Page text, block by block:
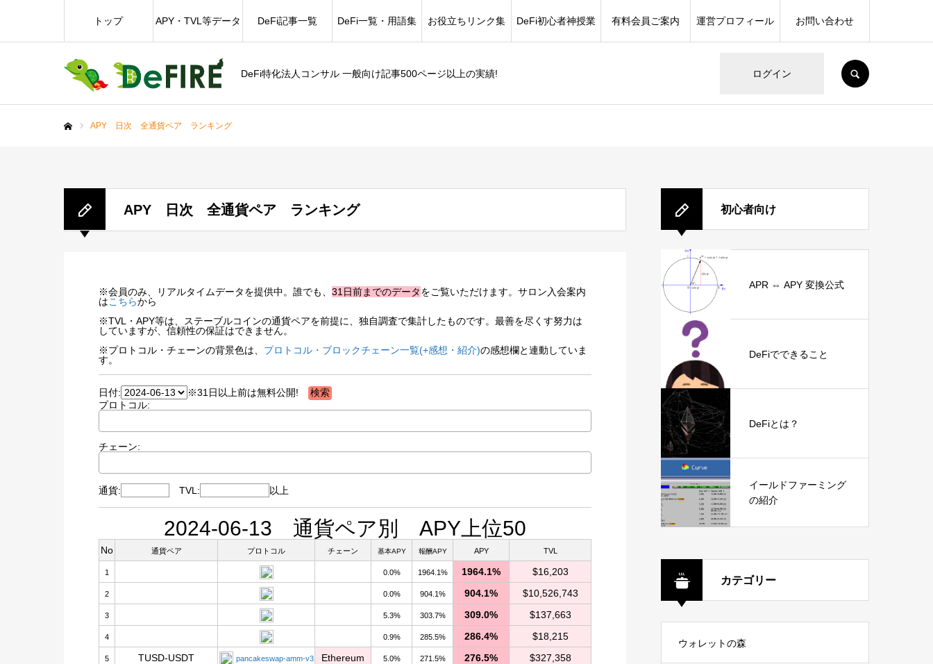
DeFi特化法人コンサル 一般向け記事500ページ以上の実績! ログイン
トップ APY・TVL等データ DeFi記事一覧 DeFi一覧・用語集 お役立ちリンク集 DeFi初心者神授業 有料会員ご案内 運営プロフィール お問い合わせ
APY 日次 全通貨ペア ランキング
APY 日次 全通貨ペア ランキング
※会員のみ、リアルタイムデータを提供中。誰でも、 31日前までのデータをご覧いただけます。サロン入会案内
はこちらから
※TVL・APY等は、ステーブルコインの通貨ペアを前提に、独自調査で集計したものです。最善を尽くす努力は
していますが、信頼性の保証はできません。
※プロトコル・チェーンの背景色は、 プロトコル・ブロックチェーン一覧(+感想・紹介)の感想欄と連動していま
す。
日付:
※31日以上前は無料公開!
プロトコル:
チェーン:
通貨: TVL: 以上
2024-06-13 通貨ペア別 APY上位50
No 通貨ペア プロトコル チェーン 基本APY 報酬APY APY TVL
1 0.0% 1964.1% 1964.1% $16,203
2 0.0% 904.1% 904.1% $10,526,743
3 5.3% 303.7% 309.0% $137,663
4 0.9% 285.5% 286.4% $18,215
5 TUSD-USDT pancakeswap-amm-v3 Ethereum 5.0% 271.5% 276.5% $327,358
初心者向け
APR ⇔ APY 変換公式
DeFiでできること
DeFiとは？
イールドファーミング
の紹介
カテゴリー
ウォレットの森